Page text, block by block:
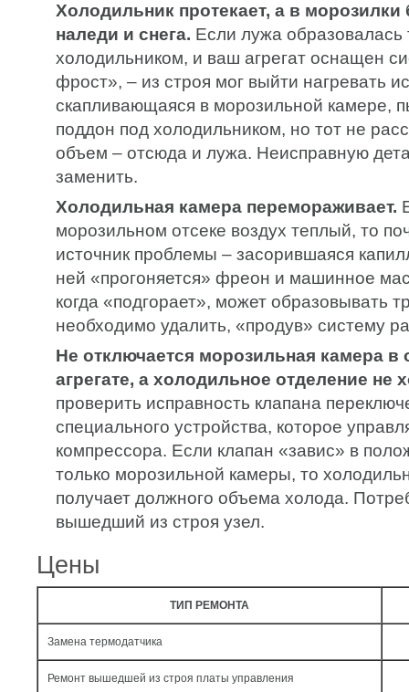
Холодильник протекает, а в
наледи и снега. Если лужа образовалась
холодильником, и ваш агрегат оснащен
фрост», – из строя мог выйти нагревать
скапливающаяся в морозильной камере,
поддон под холодильником, но тот не
объем – отсюда и лужа. Неисправную
заменить.
Холодильная камера перемораживает.
морозильном отсеке воздух теплый, то
источник проблемы – засорившаяся
ней «прогоняется» фреон и машинное
когда «подгорает», может образовывать
необходимо удалить, «продув» систему
Не отключается морозильная камера
агрегате, а холодильное отделение не
проверить исправность клапана
специального устройства, которое
компрессора. Если клапан «завис» в
только морозильной камеры, то
получает должного объема холода.
вышедший из строя узел.
Цены
ТИП РЕМОНТА
Замена термодатчика
Ремонт вышедшей из строя платы управления